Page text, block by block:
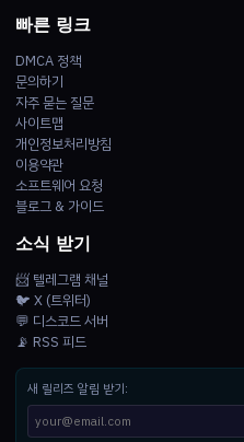
빠른 링크
DMCA 정책
문의하기
자주 묻는 질문
사이트맵
개인정보처리방침
이용약관
소프트웨어 요청
블로그 & 가이드
소식 받기
📨 텔레그램 채널
🐦 X (트위터)
💬 디스코드 서버
📡 RSS 피드
새 릴리즈 알림 받기: